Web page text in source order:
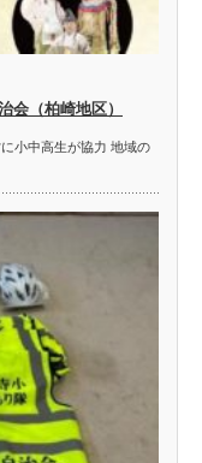
（柏崎地区）
小中高生が協力 地域の